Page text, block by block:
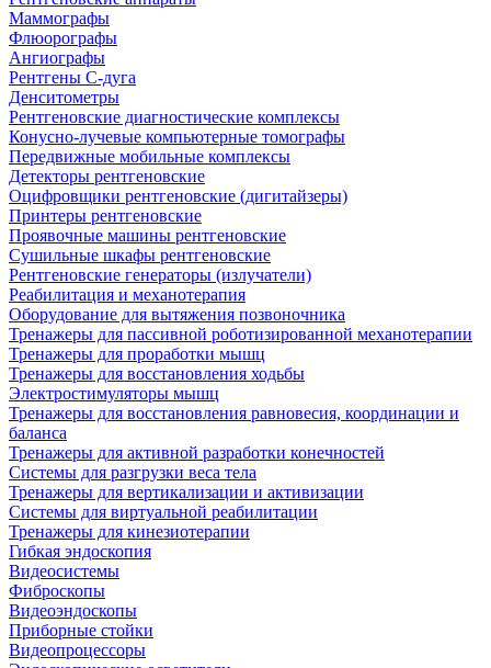
Маммографы
Флюорографы
Ангиографы
Рентгены С-дуга
Денситометры
Рентгеновские диагностические комплексы
Конусно-лучевые компьютерные томографы
Передвижные мобильные комплексы
Детекторы рентгеновские
Оцифровщики рентгеновские (дигитайзеры)
Принтеры рентгеновские
Проявочные машины рентгеновские
Сушильные шкафы рентгеновские
Рентгеновские генераторы (излучатели)
Реабилитация и механотерапия
Оборудование для вытяжения позвоночника
Тренажеры для пассивной роботизированной механотерапии
Тренажеры для проработки мышц
Тренажеры для восстановления ходьбы
Электростимуляторы мышц
Тренажеры для восстановления равновесия, координации и
баланса
Тренажеры для активной разработки конечностей
Системы для разгрузки веса тела
Тренажеры для вертикализации и активизации
Системы для виртуальной реабилитации
Тренажеры для кинезиотерапии
Гибкая эндоскопия
Видеосистемы
Фиброскопы
Видеоэндоскопы
Приборные стойки
Видеопроцессоры